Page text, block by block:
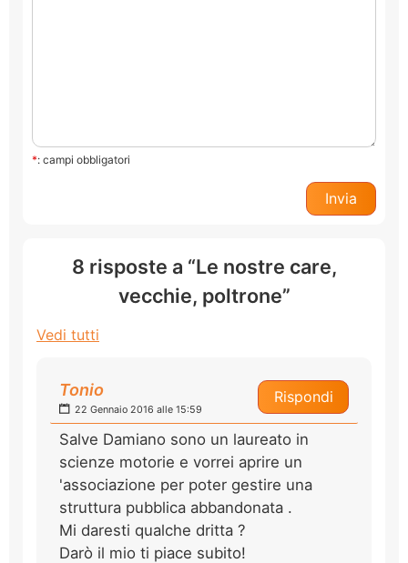
*: campi obbligatori
8 risposte a “Le nostre care,
vecchie, poltrone”
Vedi tutti
Rispondi
Tonio
22 Gennaio 2016 alle 15:59
Salve Damiano sono un laureato in
scienze motorie e vorrei aprire un
'associazione per poter gestire una
struttura pubblica abbandonata .
Mi daresti qualche dritta ?
Darò il mio ti piace subito!